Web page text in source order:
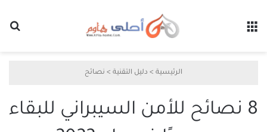
الرئيسية > دليل التقنية > نصائح
8 نصائح للأمن السيبراني للبقاء